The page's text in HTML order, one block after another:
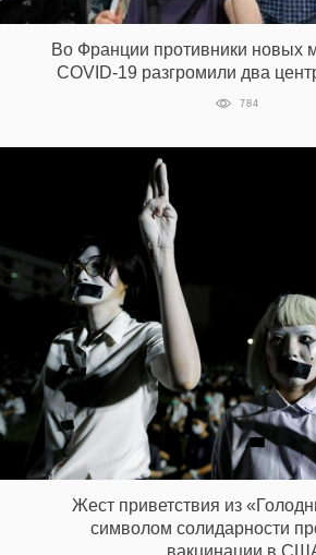
Во Франции противники новых
COVID-19 разгромили два
784
Жест приветствия из
символом солидарности
вакцинации в